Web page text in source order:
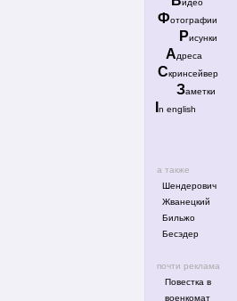
идео
Фотографии
Рисунки
Адреса
Скринсейвер
Заметки
n english
а также
Шендерович
Жванецкий
Бильжо
Бесэдер
почти реклама
Повестка в
военкомат